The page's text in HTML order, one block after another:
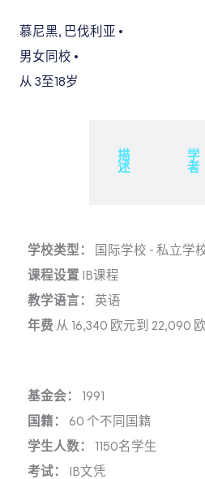
慕尼黑, 巴伐利亚 •
男女同校 •
从 3 至18岁
描
述
学
者
学校类型： 国际学校 - 私立学
课程设置 IB课程
教学语言： 英语
年费 从 16,340 欧元到 22,090
基金会： 1991
国籍： 60 个不同国籍
学生人数： 1150名学生
考试： IB文凭